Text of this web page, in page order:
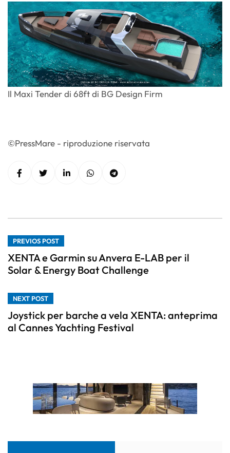
Il Maxi Tender di 68ft di BG Design Firm
©PressMare - riproduzione riservata
PREVIOS POST
XENTA e Garmin su Anvera E-LAB per il
Solar & Energy Boat Challenge
NEXT POST
Joystick per barche a vela XENTA: anteprima
al Cannes Yachting Festival